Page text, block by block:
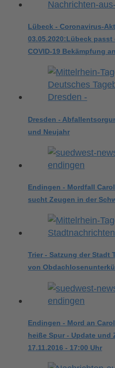
Lübeck - Coronavirus-
03.05.2020:Lübeck
COVID-19 Bekämpfung an
Dresden -
und Neujahr
Endingen - Mordfall
sucht Zeugen in der
Trier - Satzung der Stadt
von
Endingen - Mord an
heiße Spur - Update und
17.11.2016 - 17:00 Uhr